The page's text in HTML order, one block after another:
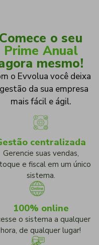
Comece o seu
Prime Anual
mesmo!
o Evvolua você deixa
da sua empresa
mais fácil e ágil.
centralizada
Gerencie suas vendas,
e fiscal em um único
sistema.
100% online
o sistema a qualquer
hora, de qualquer lugar!